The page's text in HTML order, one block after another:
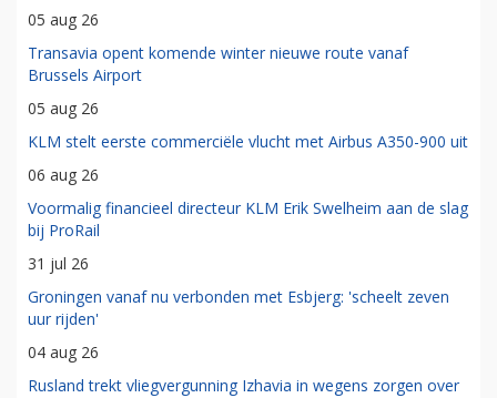
05 aug 26
Transavia opent komende winter nieuwe route vanaf
Brussels Airport
05 aug 26
KLM stelt eerste commerciële vlucht met Airbus A350-900 uit
06 aug 26
Voormalig financieel directeur KLM Erik Swelheim aan de slag
bij ProRail
31 jul 26
Groningen vanaf nu verbonden met Esbjerg: 'scheelt zeven
uur rijden'
04 aug 26
Rusland trekt vliegvergunning Izhavia in wegens zorgen over